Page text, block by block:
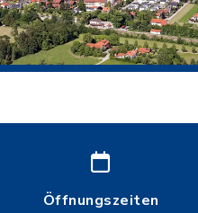
Öffnungszeiten